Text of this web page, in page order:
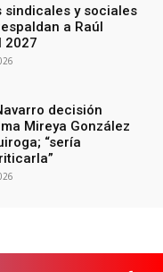
sindicales y sociales
a Raúl
2027
decisión
Mireya González
“sería